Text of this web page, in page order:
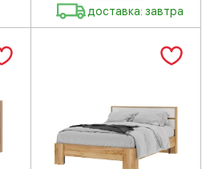
доставка: завтра